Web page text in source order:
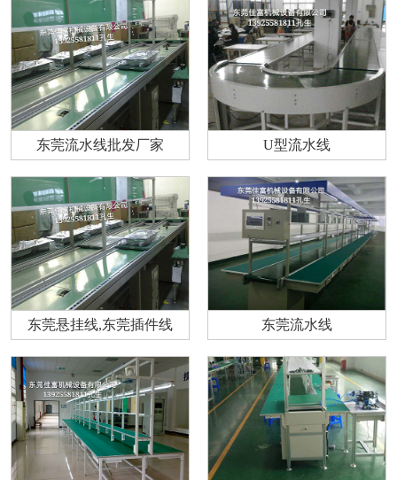
东莞流水线批发厂家 U型流水线
东莞悬挂线,东莞插件线 东莞流水线